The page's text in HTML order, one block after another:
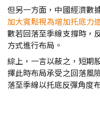
但另一方面，中國經濟數
加大寬鬆視為增加托底力
數若回落至季線支撐時，
方式進行布局。
綜上，一言以蔽之，短期
擇此時布局承受之回落風
落至季線以托底反彈角度